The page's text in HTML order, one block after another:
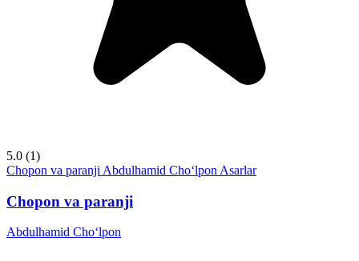
5.0 (1)
Chopon va paranji Abdulhamid Cho‘lpon Asarlar
Chopon va paranji
Abdulhamid Cho‘lpon